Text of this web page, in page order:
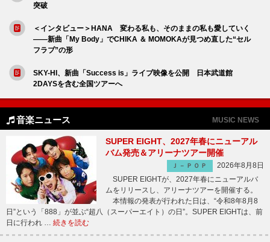
突破
＜インタビュー＞HANA 変わる私も、そのままの私も愛していく
――新曲「My Body」でCHIKA ＆ MOMOKAが見つめ直した“セル
フラブ”の形
SKY-HI、新曲「Success is」ライブ映像を公開 日本武道館
2DAYSを含む全国ツアーへ
音楽ニュース MUSIC NEWS
SUPER EIGHT、2027年春にニューアル
バム発売＆アリーナツアー開催
Ｊ－ＰＯＰ
2026年8月8日
SUPER EIGHTが、2027年春にニューアルバ
ムをリリースし、アリーナツアーを開催する。
本情報の発表が行われた日は、“令和8年8月8
日”という「888」が並ぶ“超八（スーパーエイト）の日”。SUPER EIGHTは、前
日に行われ … 続きを読む